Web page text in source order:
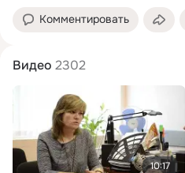
Комментировать
Видео 2302
10:17